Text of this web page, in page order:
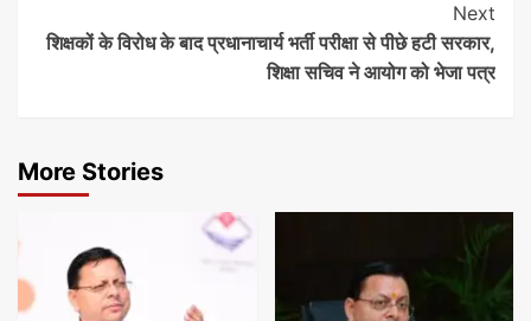
Next
शिक्षकों के विरोध के बाद प्रधानाचार्य भर्ती परीक्षा से पीछे हटी सरकार,
शिक्षा सचिव ने आयोग को भेजा पत्र
More Stories